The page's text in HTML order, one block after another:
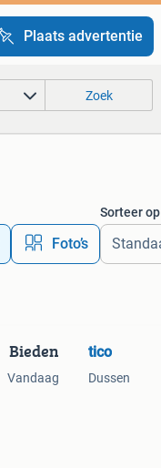
Plaats advertentie
Zoek
Foto’s
Sorteer op
Bieden
Vandaag
tico
Dussen